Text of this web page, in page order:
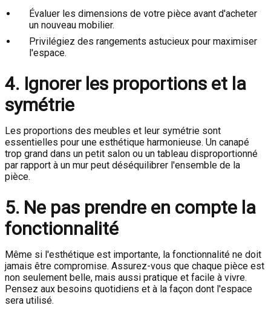
Évaluer les dimensions de votre pièce avant d'acheter
un nouveau mobilier.
Privilégiez des rangements astucieux pour maximiser
l'espace.
4. Ignorer les proportions et la
symétrie
Les proportions des meubles et leur symétrie sont
essentielles pour une esthétique harmonieuse. Un canapé
trop grand dans un petit salon ou un tableau disproportionné
par rapport à un mur peut déséquilibrer l'ensemble de la
pièce.
5. Ne pas prendre en compte la
fonctionnalité
Même si l'esthétique est importante, la fonctionnalité ne doit
jamais être compromise. Assurez-vous que chaque pièce est
non seulement belle, mais aussi pratique et facile à vivre.
Pensez aux besoins quotidiens et à la façon dont l'espace
sera utilisé.